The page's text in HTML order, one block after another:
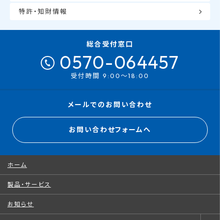
特許・知財情報
総合受付窓口
0570-064457
受付時間 9:00～18:00
メールでのお問い合わせ
お問い合わせフォームへ
ホーム
製品・サービス
お知らせ